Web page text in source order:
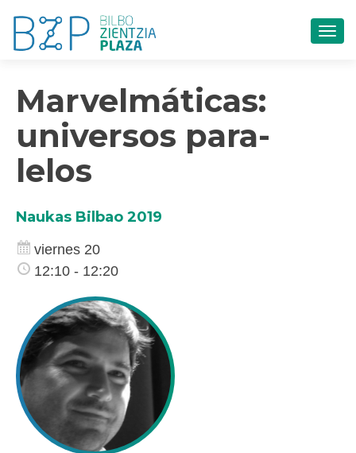
Marvelmáticas:
universos para-
lelos
Naukas Bilbao 2019
viernes 20
12:10 - 12:20